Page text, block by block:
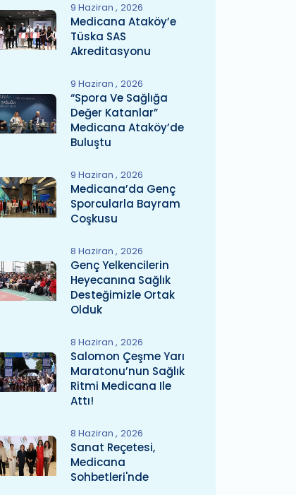
9 Haziran 2026
Medicana Ataköy’e
Tüska SAS
Akreditasyonu
9 Haziran 2026
“Spora Ve Sağlığa
Değer Katanlar”
Medicana Ataköy’de
Buluştu
9 Haziran 2026
Medicana’da Genç
Sporcularla Bayram
Coşkusu
8 Haziran 2026
Genç Yelkencilerin
Heyecanına Sağlık
Desteğimizle Ortak
Olduk
8 Haziran 2026
Salomon Çeşme Yarı
Maratonu’nun Sağlık
Ritmi Medicana Ile
Attı!
8 Haziran 2026
Sanat Reçetesi,
Medicana
Sohbetleri'nde